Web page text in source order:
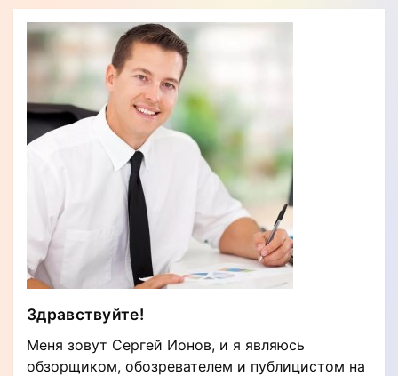
Здравствуйте!
Меня зовут Сергей Ионов, и я являюсь
обзорщиком, обозревателем и публицистом на